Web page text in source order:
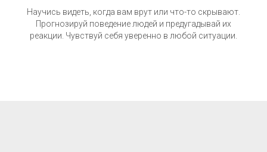
Научись видеть, когда вам врут или что-то скрывают.
Прогнозируй поведение людей и предугадывай их
реакции. Чувствуй себя уверенно в любой ситуации.